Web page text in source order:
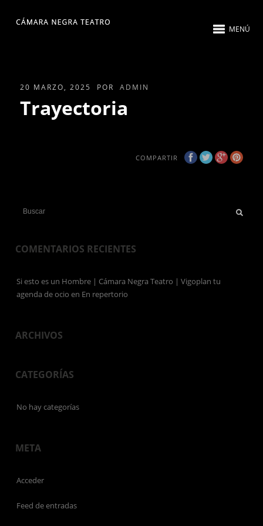
MENÚ
20 MARZO, 2025 POR ADMIN
Trayectoria
COMPARTIR
COMENTARIOS RECIENTES
Si esto es un Hombre | Cámara Negra Teatro | Vigoplan tu
agenda de ocio en En repertorio
ARCHIVOS
CATEGORÍAS
No hay categorías
META
Acceder
Feed de entradas